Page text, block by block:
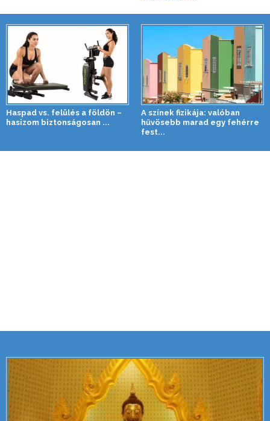
Haspad vs. felülés a földön –
hasizom biztonságosan ...
A színek fizikája: valóban
hűvösebb marad egy fehérre
fest...